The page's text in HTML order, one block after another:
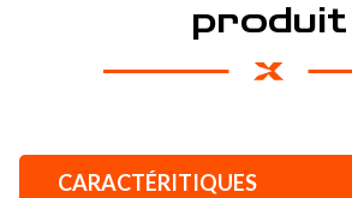
produit
CARACTÉRITIQUES